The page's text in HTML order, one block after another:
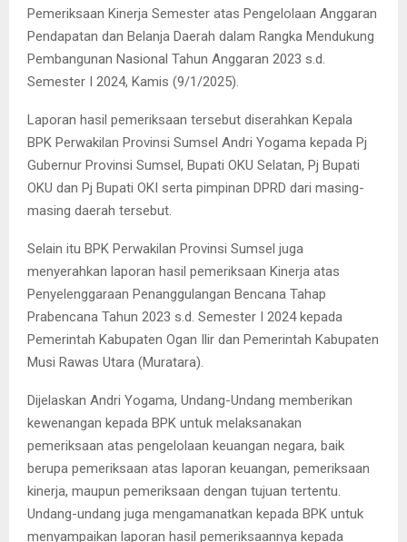
Pemeriksaan Kinerja Semester atas Pengelolaan Anggaran
Pendapatan dan Belanja Daerah dalam Rangka Mendukung
Pembangunan Nasional Tahun Anggaran 2023 s.d.
Semester I 2024, Kamis (9/1/2025).
Laporan hasil pemeriksaan tersebut diserahkan Kepala
BPK Perwakilan Provinsi Sumsel Andri Yogama kepada Pj
Gubernur Provinsi Sumsel, Bupati OKU Selatan, Pj Bupati
OKU dan Pj Bupati OKI serta pimpinan DPRD dari masing-
masing daerah tersebut.
Selain itu BPK Perwakilan Provinsi Sumsel juga
menyerahkan laporan hasil pemeriksaan Kinerja atas
Penyelenggaraan Penanggulangan Bencana Tahap
Prabencana Tahun 2023 s.d. Semester I 2024 kepada
Pemerintah Kabupaten Ogan Ilir dan Pemerintah Kabupaten
Musi Rawas Utara (Muratara).
Dijelaskan Andri Yogama, Undang-Undang memberikan
kewenangan kepada BPK untuk melaksanakan
pemeriksaan atas pengelolaan keuangan negara, baik
berupa pemeriksaan atas laporan keuangan, pemeriksaan
kinerja, maupun pemeriksaan dengan tujuan tertentu.
Undang-undang juga mengamanatkan kepada BPK untuk
menyampaikan laporan hasil pemeriksaannya kepada